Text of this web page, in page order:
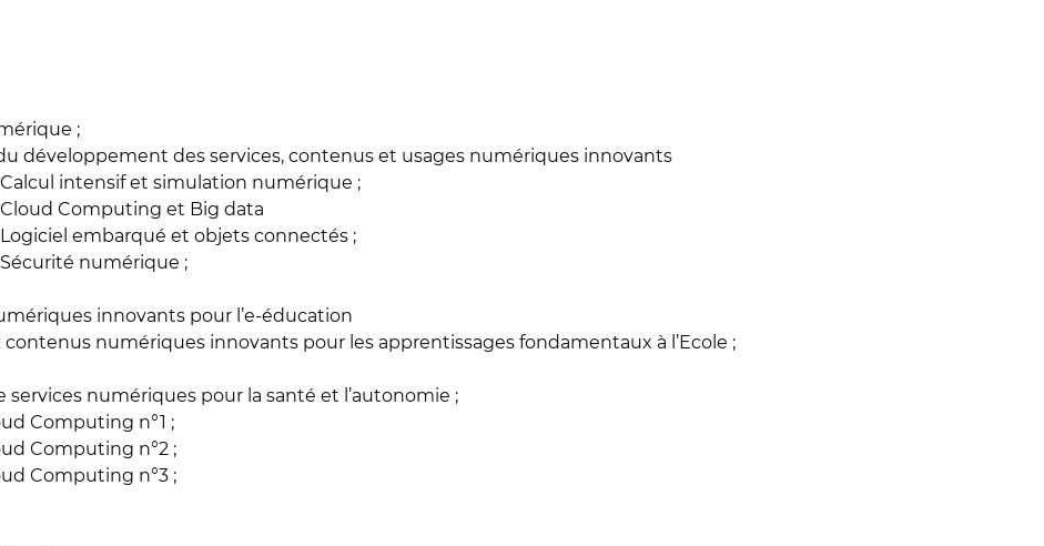
;
développement des services, contenus et usages numériques innovants
intensif et simulation numérique ;
Computing et Big data
embarqué et objets connectés ;
numérique ;
innovants pour l’e-éducation
contenus numériques innovants pour les apprentissages fondamentaux à l’Ecole ;
numériques pour la santé et l’autonomie ;
Computing n°1 ;
Computing n°2 ;
Computing n°3 ;